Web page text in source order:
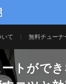
て 無料チューナ
トがで